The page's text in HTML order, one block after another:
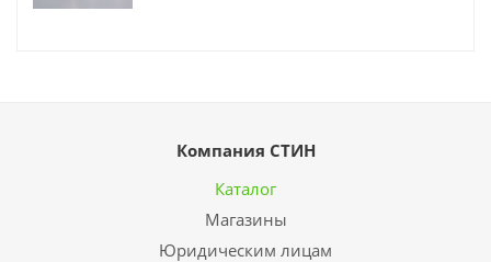
Компания СТИН
Каталог
Магазины
Юридическим лицам